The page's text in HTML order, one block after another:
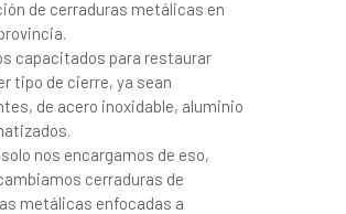
de cerraduras metálicas en
capacitados para restaurar
tipo de cierre, ya sean
de acero inoxidable, aluminio
solo nos encargamos de eso,
cerraduras de
metálicas enfocadas a